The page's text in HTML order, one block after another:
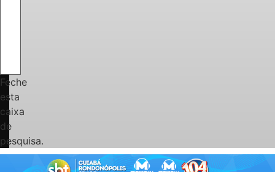
Feche
esta
caixa
de
pesquisa.